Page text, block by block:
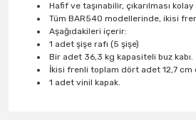
Hafif ve taşınabilir, çıkarılması
Tüm BAR540 modellerinde, ikisi
Aşağıdakileri içerir:
1 adet şişe rafı (5 şişe)
Bir adet 36,3 kg kapasiteli buz kabı.
İkisi frenli toplam dört adet 12,7 cm
1 adet vinil kapak.